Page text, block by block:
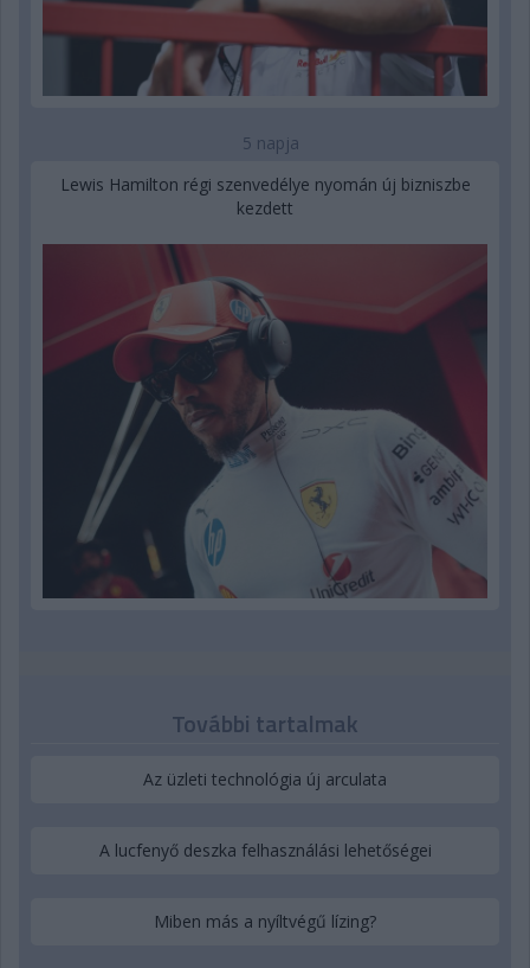
5 napja
Lewis Hamilton régi szenvedélye nyomán új bizniszbe
kezdett
További tartalmak
Az üzleti technológia új arculata
A lucfenyő deszka felhasználási lehetőségei
Miben más a nyíltvégű lízing?